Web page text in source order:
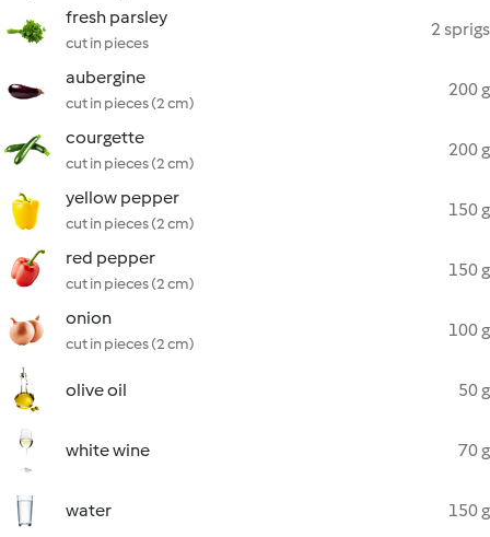
fresh parsley
cut in pieces
2 sprigs
aubergine
cut in pieces (2 cm)
200 g
courgette
cut in pieces (2 cm)
200 g
yellow pepper
cut in pieces (2 cm)
150 g
red pepper
cut in pieces (2 cm)
150 g
onion
cut in pieces (2 cm)
100 g
olive oil 50 g
white wine 70 g
water 150 g